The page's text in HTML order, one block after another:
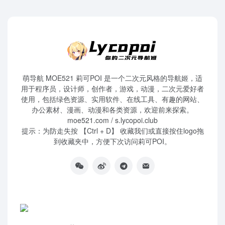
萌导航 MOE521 莉可POI 是一个二次元风格的导航姬，适
用于程序员，设计师，创作者，游戏，动漫，二次元爱好者
使用，包括绿色资源、实用软件、在线工具、有趣的网站、
办公素材、漫画、动漫和各类资源，欢迎前来探索。
moe521.com / s.lycopoi.club
提示：为防走失按 【Ctrl + D】 收藏我们或直接按住logo拖
到收藏夹中，方便下次访问莉可POI。